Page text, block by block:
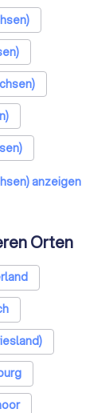
anzeigen
Orten